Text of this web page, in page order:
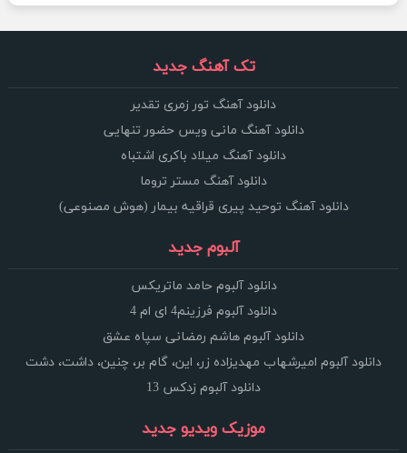
تک آهنگ جدید
دانلود آهنگ تور زمری تقدیر
دانلود آهنگ مانی ویس حضور تنهایی
دانلود آهنگ میلاد باکری اشتباه
دانلود آهنگ مستر تروما
دانلود آهنگ توحید پیری قراقیه بیمار (هوش مصنوعی)
آلبوم جدید
دانلود آلبوم حامد ماتریکس
دانلود آلبوم فرزینم4 ای ام 4
دانلود آلبوم هاشم رمضانی سپاه عشق
دانلود آلبوم امیرشهاب مهدیزاده زر، این، گام بر، چنین، داشت، دشت
دانلود آلبوم زدکس 13
موزیک ویدیو جدید